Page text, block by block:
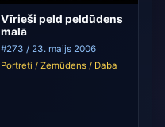
Vīrieši peld peldūdens
malā
#273 / 23. maijs 2006
Portreti / Zemūdens / Daba